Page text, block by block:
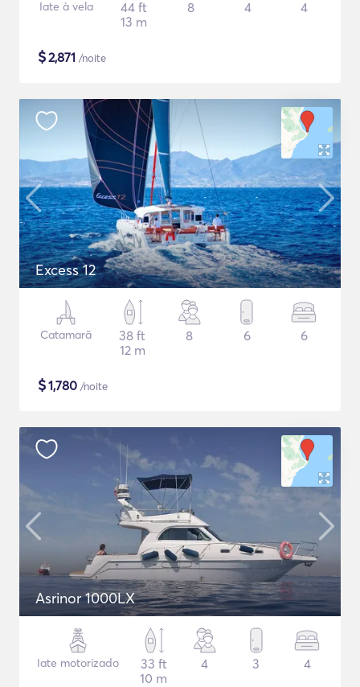
Iate à vela
44 ft
13 m
8 4 4
$2,871 /noite
Excess 12
Catamarã
38 ft
12 m
8 6 6
$1,780 /noite
Asrinor 1000LX
Iate motorizado
33 ft
10 m
4 3 4